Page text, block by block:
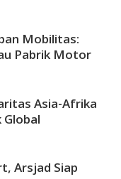
Mobilitas:
Pabrik Motor
Asia-Afrika
Global
Arsjad Siap